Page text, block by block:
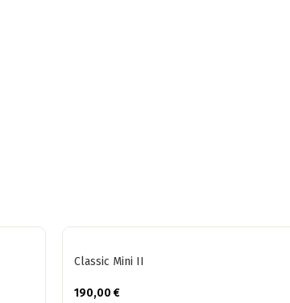
Classic Mini II
190,00 €